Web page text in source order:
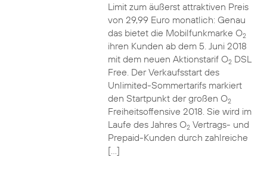
Limit zum äußerst attraktiven Preis
von 29,99 Euro monatlich: Genau
das bietet die Mobilfunkmarke O2
ihren Kunden ab dem 5. Juni 2018
mit dem neuen Aktionstarif O2DSL
Free. Der Verkaufsstart des
Unlimited-Sommertarifs markiert
den Startpunkt der großen O2
Freiheitsoffensive 2018. Sie wird im
Laufe des Jahres O2Vertrags- und
Prepaid-Kunden durch zahlreiche
[…]